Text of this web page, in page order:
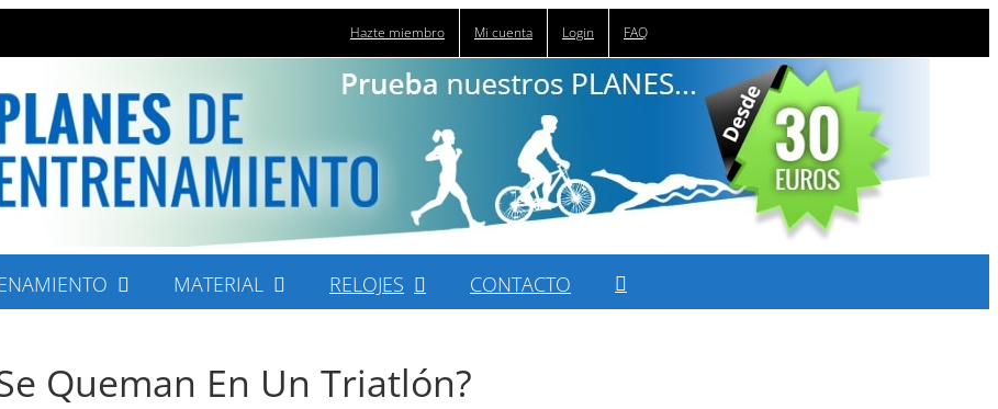
Hazte miembro Mi cuenta Login FAQ
MATERIAL RELOJES CONTACTO
Queman En Un Triatlón?